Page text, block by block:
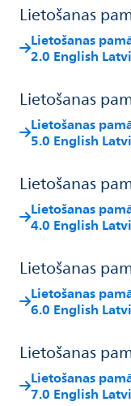
Lietošanas
Lietošanas
2.0 English
Lietošanas
Lietošanas
5.0 English
Lietošanas
Lietošanas
4.0 English
Lietošanas
Lietošanas
6.0 English
Lietošanas
Lietošanas
7.0 English